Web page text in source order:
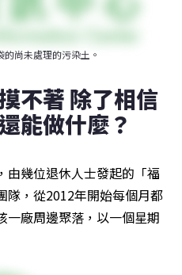
尚未處理的污染土。
不著 除了相信
能做什麼？
由幾位退休人士發起的「福
隊，從2012年開始每個月都
一廠周邊聚落，以一個星期